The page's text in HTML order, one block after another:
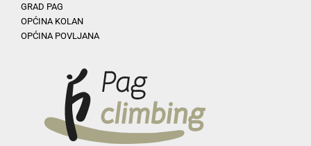
GRAD PAG
OPĆINA KOLAN
OPĆINA POVLJANA